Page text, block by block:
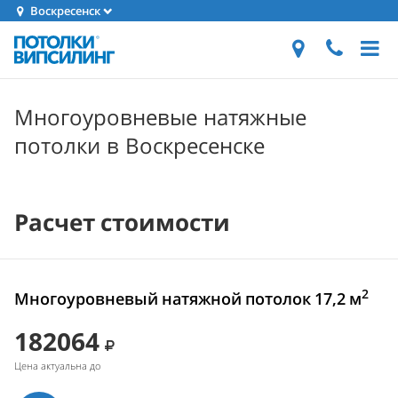
Воскресенск
Многоуровневые натяжные
потолки в Воскресенске
Расчет стоимости
Многоуровневый натяжной потолок 17,2 м2
182064
Цена актуальна до